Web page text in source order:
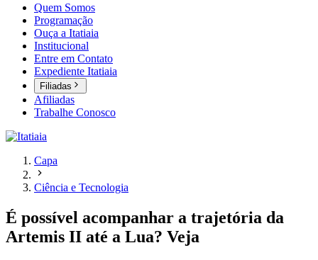
Quem Somos
Programação
Ouça a Itatiaia
Institucional
Entre em Contato
Expediente Itatiaia
Filiadas
Afiliadas
Trabalhe Conosco
Capa
Ciência e Tecnologia
É possível acompanhar a trajetória da
Artemis II até a Lua? Veja